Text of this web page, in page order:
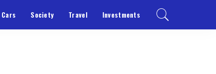
Cars Society Travel Investments